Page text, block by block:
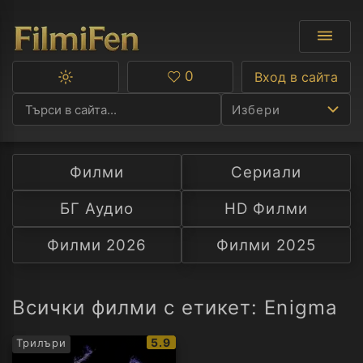
Избери
Ф
С
А
Превключване
тъмна
тема
Любими
0 Вход в сайта
Филми
Сериали
БГ Аудио
HD Филми
Филми 2026
Филми 2025
Всички филми с етикет: Enigma
Трилъри
IMDb
5.9